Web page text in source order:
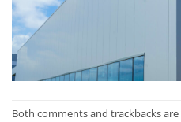
Both comments and trackbacks